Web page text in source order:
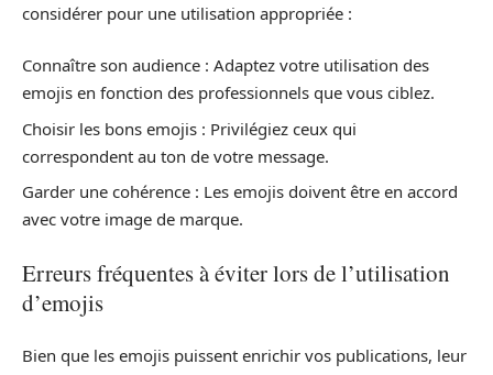
considérer pour une utilisation appropriée :
Connaître son audience : Adaptez votre utilisation des
emojis en fonction des professionnels que vous ciblez.
Choisir les bons emojis : Privilégiez ceux qui
correspondent au ton de votre message.
Garder une cohérence : Les emojis doivent être en accord
avec votre image de marque.
Erreurs fréquentes à éviter lors de l’utilisation
d’emojis
Bien que les emojis puissent enrichir vos publications, leur